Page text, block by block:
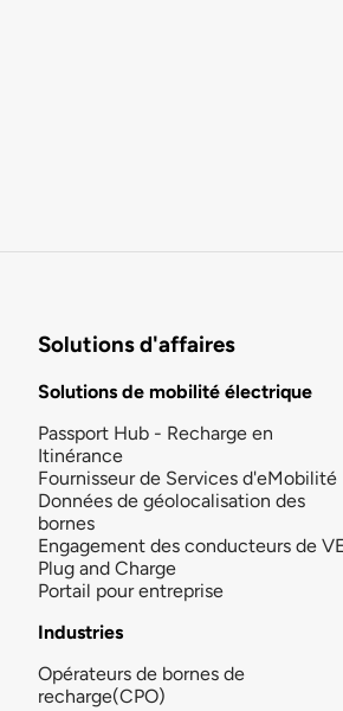
Solutions d'affaires
Solutions de mobilité électrique
Passport Hub - Recharge en
Itinérance
Fournisseur de Services d'eMobilité
Données de géolocalisation des
bornes
Engagement des conducteurs de
Plug and Charge
Portail pour entreprise
Industries
Opérateurs de bornes de
recharge(CPO)